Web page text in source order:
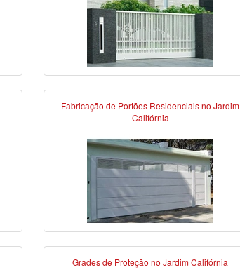
Fabricação de Portões Residenciais no Jardim
Califórnia
Grades de Proteção no Jardim Califórnia